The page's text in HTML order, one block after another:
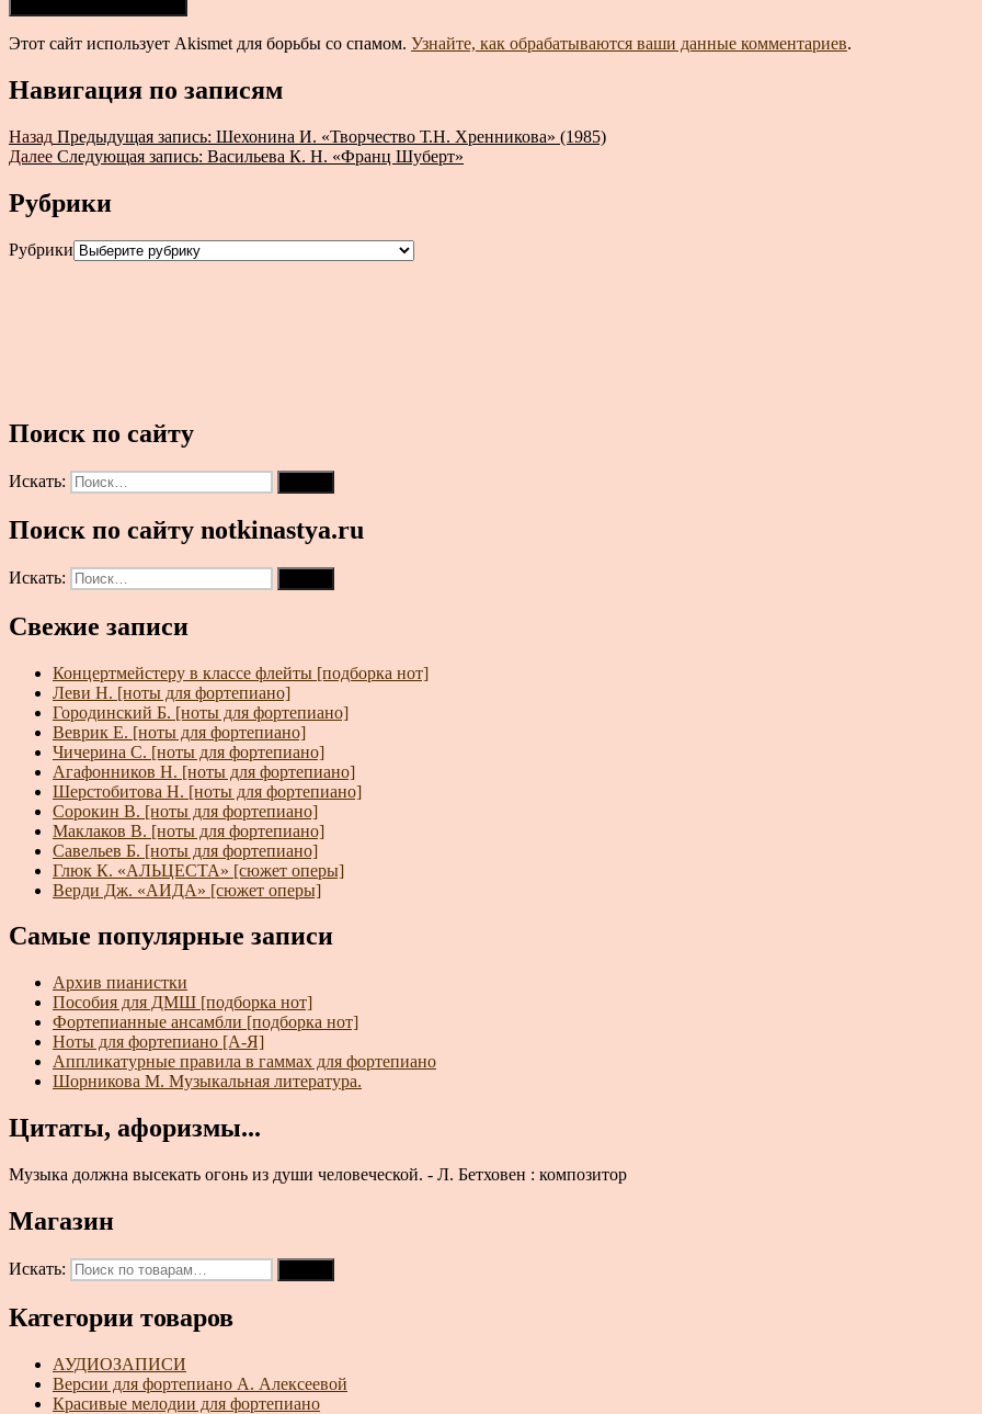
Этот сайт использует Akismet для борьбы со спамом. Узнайте, как обрабатываются ваши данные комментариев.
Навигация по записям
Назад Предыдущая запись: Шехонина И. «Творчество Т.Н. Хренникова» (1985)
Далее Следующая запись: Васильева К. Н. «Франц Шуберт»
Рубрики
Рубрики
Поиск по сайту
Искать:
Поиск по сайту notkinastya.ru
Искать:
Свежие записи
Концертмейстеру в классе флейты [подборка нот]
Леви Н. [ноты для фортепиано]
Городинский Б. [ноты для фортепиано]
Веврик Е. [ноты для фортепиано]
Чичерина С. [ноты для фортепиано]
Агафонников Н. [ноты для фортепиано]
Шерстобитова Н. [ноты для фортепиано]
Сорокин В. [ноты для фортепиано]
Маклаков В. [ноты для фортепиано]
Савельев Б. [ноты для фортепиано]
Глюк К. «АЛЬЦЕСТА» [сюжет оперы]
Верди Дж. «АИДА» [сюжет оперы]
Самые популярные записи
Архив пианистки
Пособия для ДМШ [подборка нот]
Фортепианные ансамбли [подборка нот]
Ноты для фортепиано [А-Я]
Аппликатурные правила в гаммах для фортепиано
Шорникова М. Музыкальная литература.
Цитаты, афоризмы...
Музыка должна высекать огонь из души человече­ской. - Л. Бетховен : композитор
Магазин
Искать:
Категории товаров
АУДИОЗАПИСИ
Версии для фортепиано А. Алексеевой
Красивые мелодии для фортепиано